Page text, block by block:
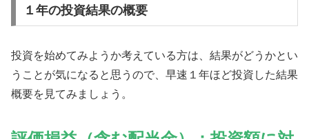
１年の投資結果の概要
投資を始めてみようか考えている方は、結果がどうかとい
うことが気になると思うので、早速１年ほど投資した結果
概要を見てみましょう。